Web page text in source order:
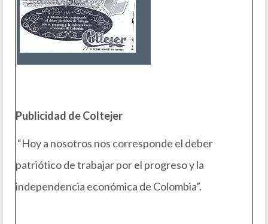
Publicidad de Coltejer
“Hoy a nosotros nos corresponde el deber
patriótico de trabajar por el progreso y la
independencia económica de Colombia”.